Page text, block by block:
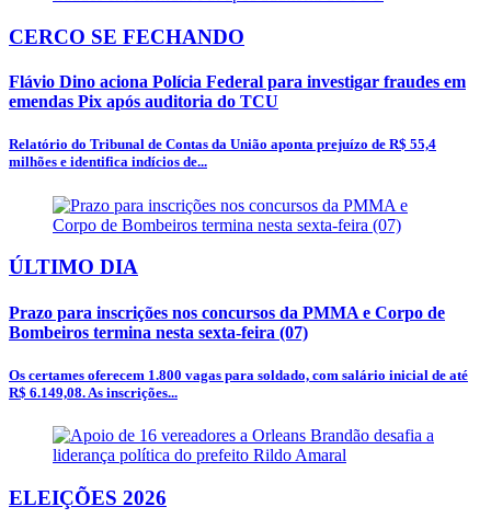
CERCO SE FECHANDO
Flávio Dino aciona Polícia Federal para investigar fraudes em
emendas Pix após auditoria do TCU
Relatório do Tribunal de Contas da União aponta prejuízo de R$ 55,4
milhões e identifica indícios de...
ÚLTIMO DIA
Prazo para inscrições nos concursos da PMMA e Corpo de
Bombeiros termina nesta sexta-feira (07)
Os certames oferecem 1.800 vagas para soldado, com salário inicial de até
R$ 6.149,08. As inscrições...
ELEIÇÕES 2026